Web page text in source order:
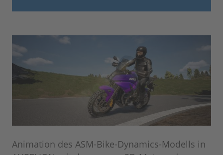
Animation des ASM-Bike-Dynamics-Modells in